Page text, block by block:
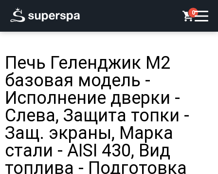
0
Печь Геленджик М2
базовая модель -
Исполнение дверки -
Слева, Защита топки -
Защ. экраны, Марка
стали - AISI 430, Вид
топлива - Подготовка